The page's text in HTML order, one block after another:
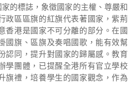
的標誌，象徵國家的主權、尊嚴和
政區區旗的紅旗代表著國家，紫荊
香港是國家不可分離的部分。在國
國旗、區旗及奏唱國歌，能有效幫
認同，提升對國家的歸屬感。教育
學團體，已提醒全港所有官立學校
旗禮，培養學生的國家觀念，作為